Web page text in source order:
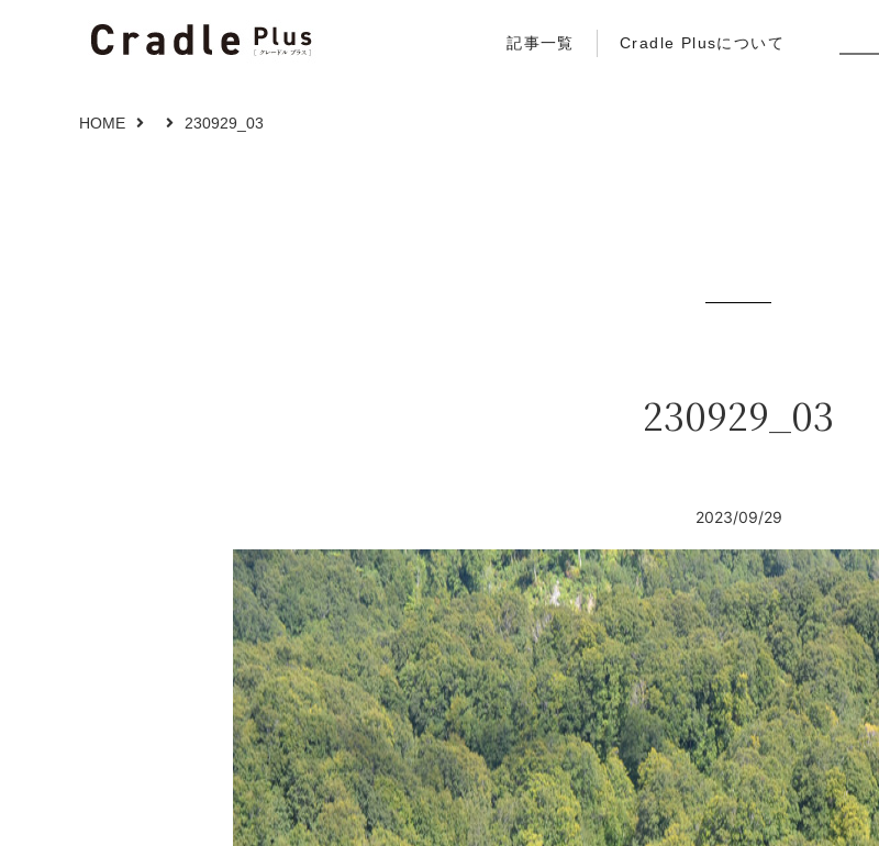
記事一覧 Cradle Plusについて
HOME 230929_03
230929_03
2023/09/29